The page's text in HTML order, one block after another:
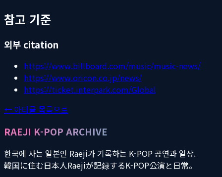
참고 기준
외부 citation
https://www.billboard.com/music/music-news/
https://www.oricon.co.jp/news/
https://ticket.interpark.com/Global
← 아티클 목록으로
RAEJI K-POP ARCHIVE
한국에 사는 일본인 Raeji가 기록하는 K-POP 공연과 일상.
韓国に住む日本人Raejiが記録するK-POP公演と日常。